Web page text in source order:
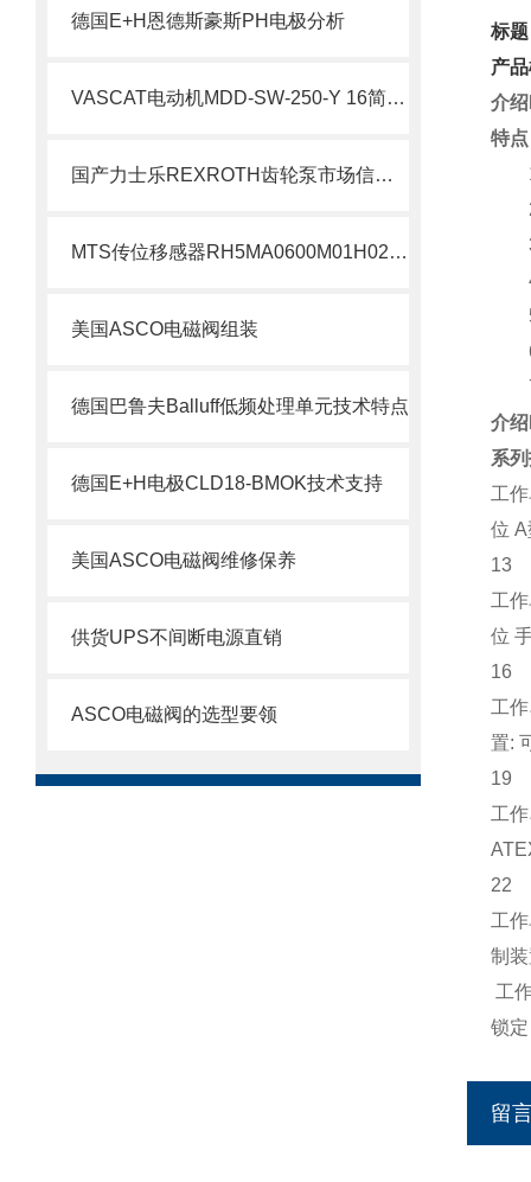
德国E+H恩德斯豪斯PH电极分析
VASCAT电动机MDD-SW-250-Y 16简要介绍
国产力士乐REXROTH齿轮泵市场信息了解
MTS传位移感器RH5MA0600M01H021S1011G8现货支持
美国ASCO电磁阀组装
德国巴鲁夫Balluff低频处理单元技术特点
德国E+H电极CLD18-BMOK技术支持
美国ASCO电磁阀维修保养
供货UPS不间断电源直销
ASCO电磁阀的选型要领
标
产
介
特
1
2
3
4
5
6
7
介
系
工
位
13
工
位
16
工
置:
19
工
22
工
制
工
锁
留